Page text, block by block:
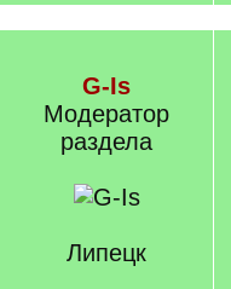
G-Is
Модератор
раздела
Липецк